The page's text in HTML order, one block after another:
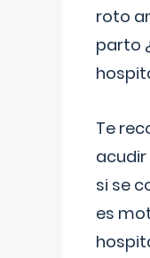
roto
parto
Te
si se
es